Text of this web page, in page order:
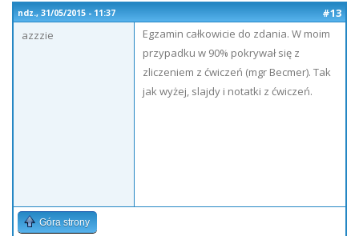
ndz., 31/05/2015 - 11:37
#13
azzzie
Egzamin całkowicie do zdania. W moim
przypadku w 90% pokrywał się z
zliczeniem z ćwiczeń (mgr Becmer). Tak
jak wyżej, slajdy i notatki z ćwiczeń.
Góra strony